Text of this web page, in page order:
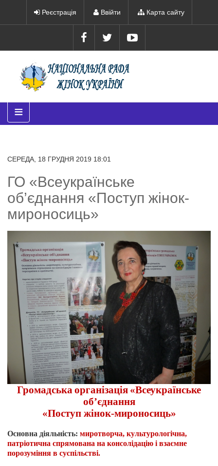
Реєстрація Ввійти Карта сайту
≡
СЕРЕДА, 18 ГРУДНЯ 2019 18:01
ГО «Всеукраїнське
об’єднання «Поступ жінок-
мироносиць»
Громадська організація «Всеукраїнське
об’єднання
«Поступ жінок-мироносиць»
Основна діяльність: миротворча, культурологічна,
патріотична спрямована на консолідацію і взаємне
порозуміння в суспільстві.